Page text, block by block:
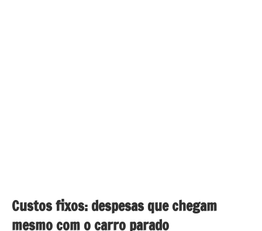
Custos fixos: despesas que chegam
mesmo com o carro parado